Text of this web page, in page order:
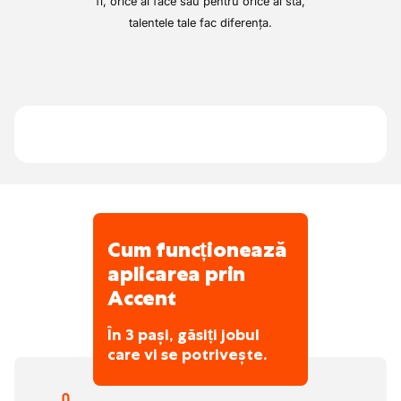
talentele tale fac diferența.
Cum funcționează
aplicarea prin
Accent
În 3 pași, găsiți jobul
care vi se potrivește.